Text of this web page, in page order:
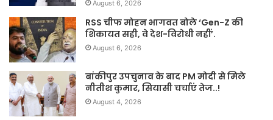
August 6, 2026
RSS चीफ मोहन भागवत बोले ‘Gen-Z की
शिकायत सही, वे देश-विरोधी नहीं’.
August 6, 2026
बांकीपुर उपचुनाव के बाद PM मोदी से मिले
नीतीश कुमार, सियासी चर्चाएं तेज..!
August 4, 2026